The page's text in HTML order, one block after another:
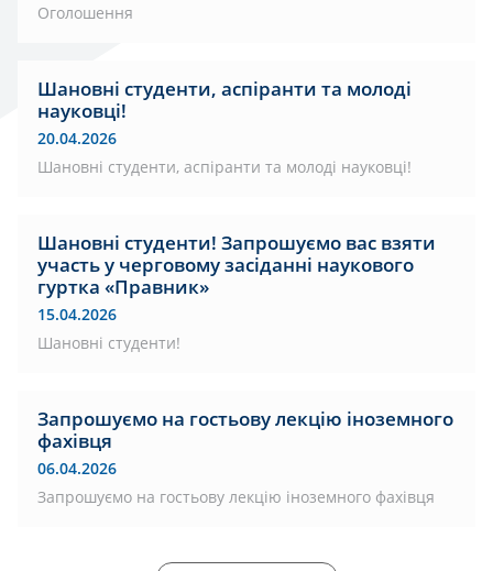
Оголошення
Шановні студенти, аспіранти та молоді
науковці!
20.04.2026
Шановні студенти, аспіранти та молоді науковці!
Шановні студенти! Запрошуємо вас взяти
участь у черговому засіданні наукового
гуртка «Правник»
15.04.2026
Шановні студенти!
Запрошуємо на гостьову лекцію іноземного
фахівця
06.04.2026
Запрошуємо на гостьову лекцію іноземного фахівця